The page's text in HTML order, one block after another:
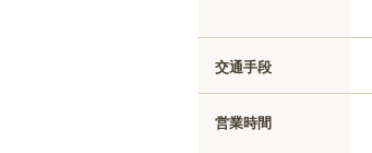
交通手段
営業時間